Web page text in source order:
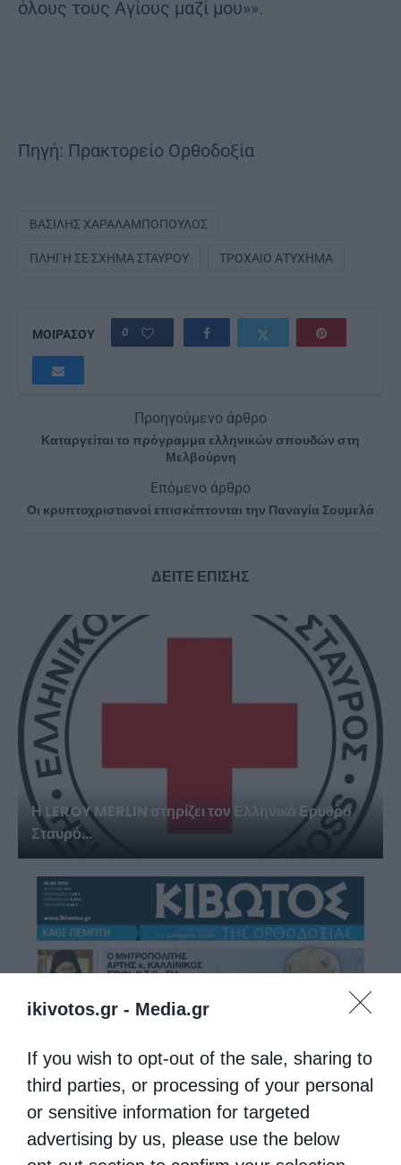
ikivotos.gr - Media.gr
If you wish to opt-out of the sale, sharing to
third parties, or processing of your personal
or sensitive information for targeted
advertising by us, please use the below
όλους τους Αγίους μαζί μου»».
Πηγή: Πρακτορείο Ορθοδοξία
ΒΑΣΊΛΗΣ ΧΑΡΑΛΑΜΠΌΠΟΥΛΟΣ
ΠΛΗΓΉ ΣΕ ΣΧΉΜΑ ΣΤΑΥΡΟΎ ΤΡΟΧΑΊΟ ΑΤΎΧΗΜΑ
ΜΟΙΡΑΣΟΥ 0
Προηγούμενο άρθρο
Καταργείται το πρόγραμμα ελληνικών σπουδών στη
Μελβούρνη
Επόμενο άρθρο
Οι κρυπτοχριστιανοί επισκέπτονται την Παναγία Σουμελά
ΔΕΙΤΕ ΕΠΙΣΗΣ
Η LEROY MERLIN στηρίζει τον Ελληνικό Ερυθρό
Σταυρό...
Η “Κιβωτός της Ορθοδοξίας” σε όλα τα περίπτερα